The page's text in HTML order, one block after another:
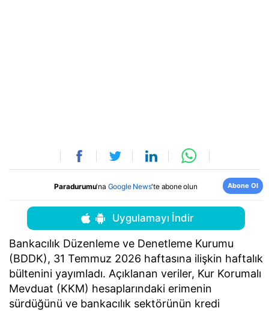
Paradurumu'na Google News'te abone olun Abone Ol
Uygulamayı İndir
Bankacılık Düzenleme ve Denetleme Kurumu
(BDDK), 31 Temmuz 2026 haftasına ilişkin haftalık
bültenini yayımladı. Açıklanan veriler, Kur Korumalı
Mevduat (KKM) hesaplarındaki erimenin
sürdüğünü ve bankacılık sektörünün kredi